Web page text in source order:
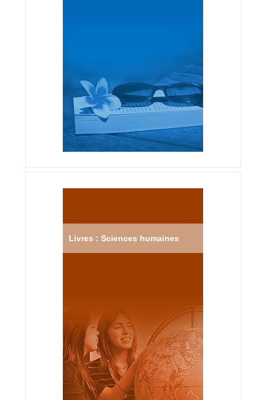
Livres : Sciences humaines